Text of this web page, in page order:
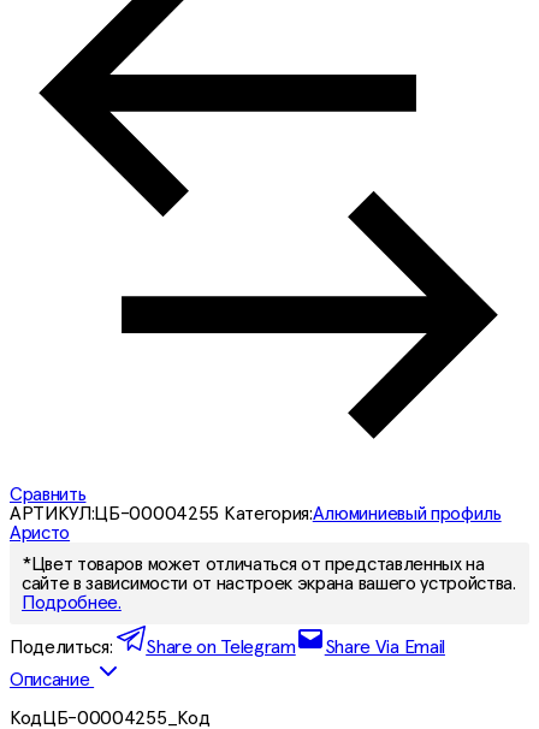
Сравнить
АРТИКУЛ:ЦБ-00004255 Категория:Алюминиевый профиль
Аристо
*Цвет товаров может отличаться от представленных на
сайте в зависимости от настроек экрана вашего устройства.
Подробнее.
Поделиться: Share on Telegram
Share Via Email
Описание
КодЦБ-00004255_Код